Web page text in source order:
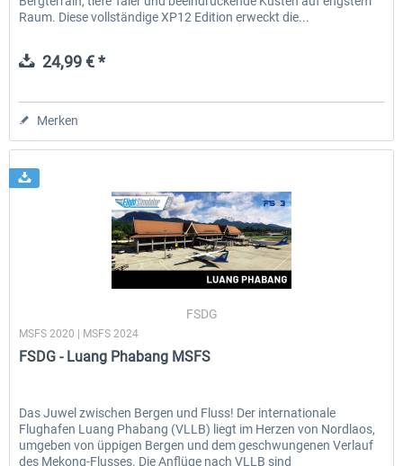
Raum. Diese vollständige XP12 Edition erweckt die...
24,99 € *
Merken
FSDG
MSFS 2020 | MSFS 2024
FSDG - Luang Phabang MSFS
Das Juwel zwischen Bergen und Fluss! Der internationale
Flughafen Luang Phabang (VLLB) liegt im Herzen von Nordlaos,
umgeben von üppigen Bergen und dem geschwungenen Verlauf
des Mekong-Flusses. Die Anflüge nach VLLB sind